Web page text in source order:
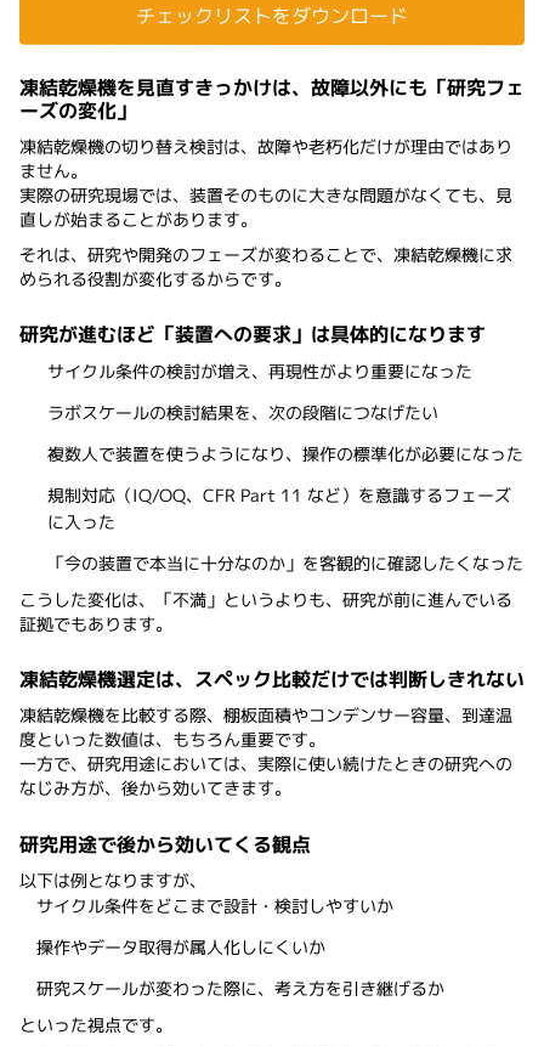
チェックリストをダウンロード
凍結乾燥機を見直すきっかけは、故障以外にも「研究フェ
ーズの変化」
凍結乾燥機の切り替え検討は、故障や老朽化だけが理由ではあり
ません。
実際の研究現場では、装置そのものに大きな問題がなくても、見
直しが始まることがあります。
それは、研究や開発のフェーズが変わることで、凍結乾燥機に求
められる役割が変化するからです。
研究が進むほど「装置への要求」は具体的になります
サイクル条件の検討が増え、再現性がより重要になった
ラボスケールの検討結果を、次の段階につなげたい
複数人で装置を使うようになり、操作の標準化が必要になった
規制対応（IQ/OQ、CFR Part 11 など）を意識するフェーズ
に入った
「今の装置で本当に十分なのか」を客観的に確認したくなった
こうした変化は、「不満」というよりも、研究が前に進んでいる
証拠でもあります。
凍結乾燥機選定は、スペック比較だけでは判断しきれない
凍結乾燥機を比較する際、棚板面積やコンデンサー容量、到達温
度といった数値は、もちろん重要です。
一方で、研究用途においては、実際に使い続けたときの研究への
なじみ方が、後から効いてきます。
研究用途で後から効いてくる観点
以下は例となりますが、
サイクル条件をどこまで設計・検討しやすいか
操作やデータ取得が属人化しにくいか
研究スケールが変わった際に、考え方を引き継げるか
といった視点です。